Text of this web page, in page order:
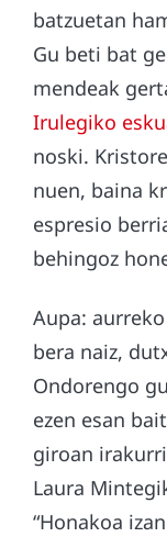
batzuetan
Gu beti bat
mendeak
Irulegiko
noski.
nuen, baina
espresio
behingoz
Aupa:
bera naiz,
Ondorengo
ezen esan
giroan
Laura
“Honakoa